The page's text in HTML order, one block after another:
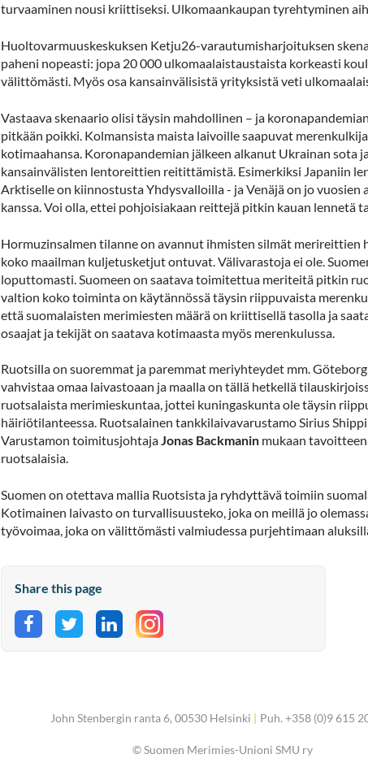
turvaaminen nousi kriittiseksi. Ulkomaankaupan tyrehtyminen
Huoltovarmuuskeskuksen Ketju26-varautumisharjoituksen
paheni nopeasti: jopa 20 000 ulkomaalaistaustaista korkeasti
välittömästi. Myös osa kansainvälisistä yrityksistä veti
Vastaava skenaario olisi täysin mahdollinen – ja
pitkään poikki. Kolmansista maista laivoille saapuvat
kotimaahansa. Koronapandemian jälkeen alkanut Ukrainan sota
kansainvälisten lentoreittien reitittämistä. Esimerkiksi Japaniin
Arktiselle on kiinnostusta Yhdysvalloilla - ja Venäjä on jo
kanssa. Voi olla, ettei pohjoisiakaan reittejä pitkin kauan lennetä
Hormuzinsalmen tilanne on avannut ihmisten silmät merireittien
koko maailman kuljetusketjut ontuvat. Välivarastoja ei ole.
loputtomasti. Suomeen on saatava toimitettua meriteitä pitkin
valtion koko toiminta on käytännössä täysin riippuvaista
että suomalaisten merimiesten määrä on kriittisellä tasolla ja
osaajat ja tekijät on saatava kotimaasta myös merenkulussa.
Ruotsilla on suoremmat ja paremmat meriyhteydet mm.
vahvistaa omaa laivastoaan ja maalla on tällä hetkellä
ruotsalaista merimieskuntaa, jottei kuningaskunta ole täysin
häiriötilanteessa. Ruotsalainen tankkilaivavarustamo Sirius
Varustamon toimitusjohtajaJonas Backmanin mukaan
ruotsalaisia.
Suomen on otettava mallia Ruotsista ja ryhdyttävä toimiin
Kotimainen laivasto on turvallisuusteko, joka on meillä jo
työvoimaa, joka on välittömästi valmiudessa purjehtimaan
Share this page
Share on Facebook
Share on Twitter
Share on LinkedIn
John Stenbergin ranta 6, 00530 Helsinki | Puh. +358 (0)9 615
©Suomen Merimies-Unioni SMU ry